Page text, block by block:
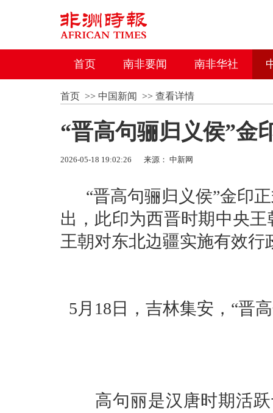
首页 南非要闻 南非华社
首页>> 中国新闻 >> 查看详情
“晋高句骊归义侯”金
2026-05-18 19:02:26 来源： 中新网
“晋高句骊归义侯”金印正
出，此印为西晋时期中央
王朝对东北边疆实施有效行
5月18日，吉林集安，“晋
高句丽是汉唐时期活跃